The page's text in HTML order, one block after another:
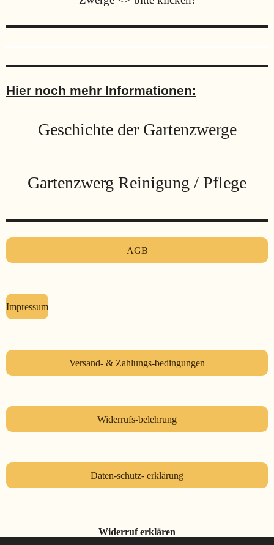
Hier noch mehr Informationen:
Geschichte der Gartenzwerge
Gartenzwerg Reinigung / Pflege
AGB
Impressum
Versand- & Zahlungs-bedingungen
Widerrufs-belehrung
Daten-schutz- erklärung
Widerruf erklären